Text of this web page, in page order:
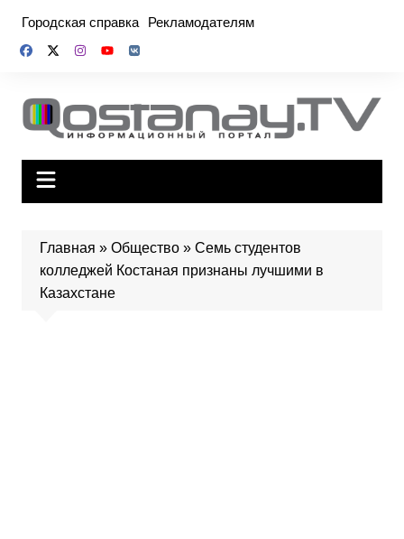
содержимому
Городская справка Рекламодателям
Главная » Общество» Семь студентов
колледжей Костаная признаны лучшими в
Казахстане